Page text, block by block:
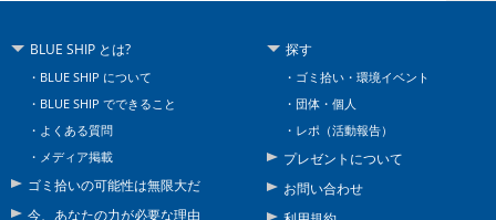
BLUE SHIP とは?
BLUE SHIP について
BLUE SHIP でできること
よくある質問
メディア掲載
ゴミ拾いの可能性は無限大だ
今、あなたの力が必要な理由
探す
ゴミ拾い・環境イベント
団体・個人
レポ（活動報告）
プレゼントについて
お問い合わせ